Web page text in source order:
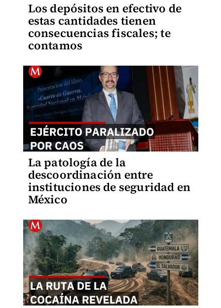
Los depósitos en efectivo de
estas cantidades tienen
consecuencias fiscales; te
contamos
La patología de la
descoordinación entre
instituciones de seguridad en
México